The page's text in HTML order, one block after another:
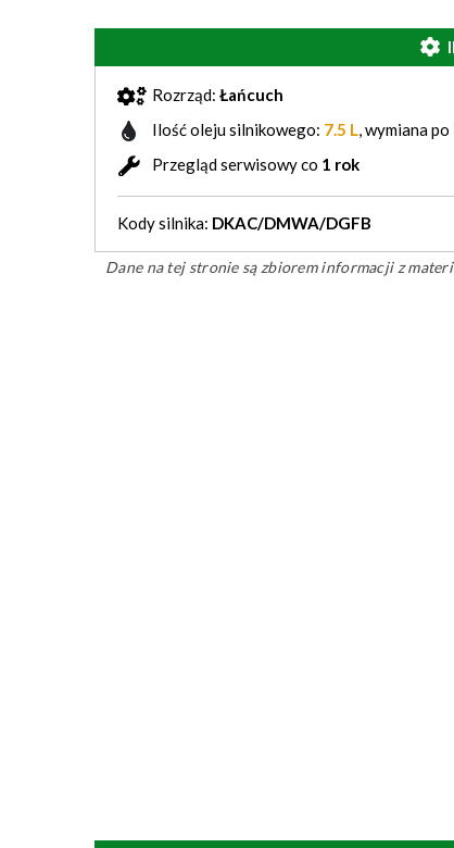
Rozrząd: Łańcuch
Ilość oleju silnikowego: 7.5 L, wymiana po
Przegląd serwisowy co 1 rok
Kody silnika: DKAC/DMWA/DGFB
Dane na tej stronie są zbiorem informacji z